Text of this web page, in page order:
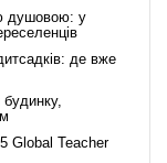
душовою: у
де вже
Global Teacher